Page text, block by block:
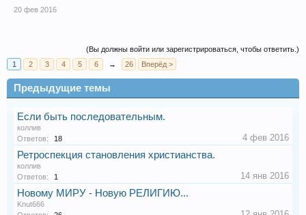
20 фев 2016
(Вы должны войти или зарегистрироваться, чтобы ответить.)
1
2 3 4 5 6 → 26 Вперёд >
Предыдущие темы
Если быть последовательным.
коллив
Ответов:
18 4 фев 2016
Ретроспекция становления христианства.
коллив
Ответов:
1 14 янв 2016
Новому МИРУ - Новую РЕЛИГИЮ...
Knut666